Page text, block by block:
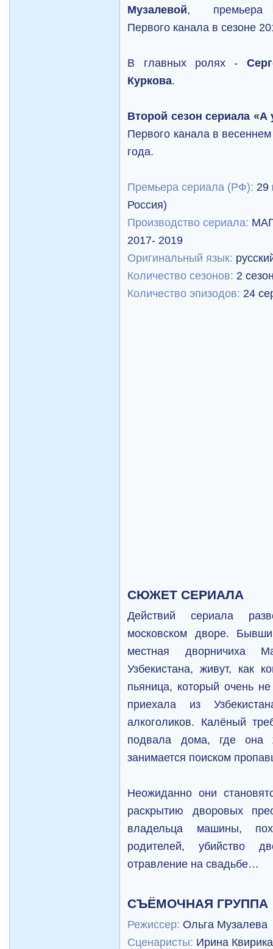
Музалевой, премьера
Первого канала в сезоне
В главных ролях -
Куркова.
Второй сезон сериала «А
Первого канала в
года.
Премьера сериала (РФ): 29
Россия)
Производство сериала:
2017- 2019
Оригинальный язык:
Количество сезонов: 2
Количество эпизодов: 24
СЮЖЕТ СЕРИАЛА
Действий сериала
московском дворе.
местная дворничиха
Узбекистана, живут, как
пьяница, который очень
приехала из
алкоголиков. Калёный
подвала дома, где она
занимается поиском
Неожиданно они
раскрытию дворовых
владельца машины,
родителей, убийство
отравление на свадьбе…
СЪЁМОЧНАЯ ГРУППА
Режиссер: Ольга Музалева
Сценаристы: Ирина